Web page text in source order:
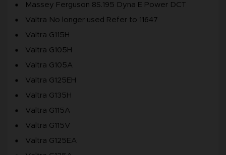
Massey Ferguson 8S.195 Dyna E Power DCT
Valtra No longer used Refer to 11647
Valtra G115H
Valtra G105H
Valtra G105A
Valtra G125EH
Valtra G135H
Valtra G115A
Valtra G115V
Valtra G125EA